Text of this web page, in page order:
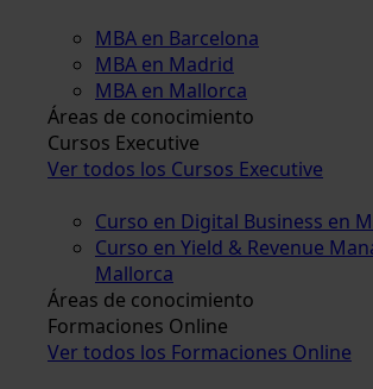
MBA en Barcelona
MBA en Madrid
MBA en Mallorca
Áreas de conocimiento
Cursos Executive
Ver todos los Cursos Executive
Curso en Digital Business en
Curso en Yield & Revenue
Mallorca
Áreas de conocimiento
Formaciones Online
Ver todos los Formaciones Online